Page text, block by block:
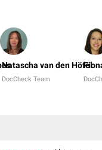
Natascha van den Höfel
DocCheck Team